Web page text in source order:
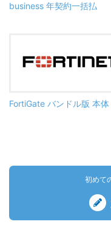
business 年契約一括払
FortiGate バンドル版 本体
初めて